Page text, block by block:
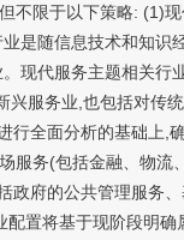
不限于以下策略: (1)
是随信息技术和知识
现代服务主题相关行
服务业,也包括对传
行全面分析的基础上,
服务(包括金融、物流
政府的公共管理服务
置将基于现阶段明确